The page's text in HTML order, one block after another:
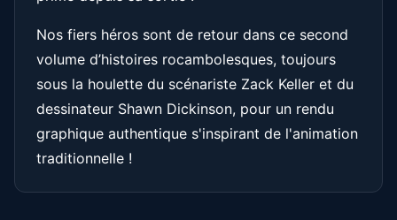
Nos fiers héros sont de retour dans ce second
volume d’histoires rocambolesques, toujours
sous la houlette du scénariste Zack Keller et du
dessinateur Shawn Dickinson, pour un rendu
graphique authentique s'inspirant de l'animation
traditionnelle !